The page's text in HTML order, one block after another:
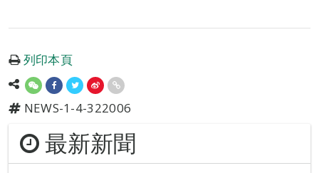
列印本頁
NEWS-1-4-322006
最新新聞